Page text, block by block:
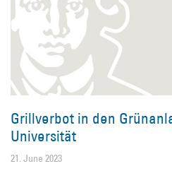
Grillverbot in den
Universität
21. June 2023